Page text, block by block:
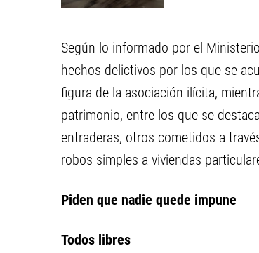
Cipolletti
Según lo informado por el
hechos delictivos por los que se
figura de la asociación ilícita,
patrimonio, entre los que se
entraderas, otros cometidos a
robos simples a viviendas
Piden que nadie quede impune
Todos libres